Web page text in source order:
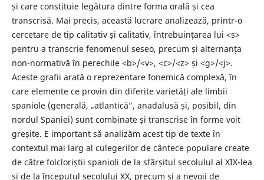
și care constituie legătura dintre forma orală și cea
transcrisă. Mai precis, această lucrare analizează, printr-o
cercetare de tip calitativ și calitativ, întrebuințarea lui <s>
pentru a transcrie fenomenul seseo, precum și alternanța
non-normativă în perechile <b>/<v>, <c>/<z> și <g>/<j>.
Aceste grafii arată o reprezentare fonemică complexă, în
care elemente ce provin din diferite varietăți ale limbii
spaniole (generală, „atlantică”, anadalusă și, posibil, din
nordul Spaniei) sunt combinate și transcrise în forme voit
greșite. E important să analizăm acest tip de texte în
contextul mai larg al culegerilor de cântece populare create
de către folcloriștii spanioli de la sfârșitul secolulul al XIX-lea
și de la începutul secolului XX, precum și a nevoii de